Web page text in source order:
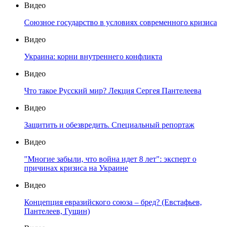
Видео
Союзное государство в условиях современного кризиса
Видео
Украина: корни внутреннего конфликта
Видео
Что такое Русский мир? Лекция Сергея Пантелеева
Видео
Защитить и обезвредить. Специальный репортаж
Видео
"Многие забыли, что война идет 8 лет": эксперт о
причинах кризиса на Украине
Видео
Концепция евразийского союза – бред? (Евстафьев,
Пантелеев, Гущин)